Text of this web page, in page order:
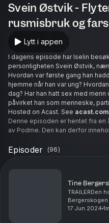
Svein Østvik -
rusmisbruk og
Lytt i appen
I dagens episode har Iselin
personligheten Svein Østvik,
Hvordan var første gang han
hjemme når han var ung?
dag? Har han hatt sex med
påvirket han som menneske,
Hosted on Acast. See
Denne episoden er hentet fra
av Podme. Den kan derfor
Episoder (96)
Tine
TRAILERDen
hvordan hun
17 Jun 2024